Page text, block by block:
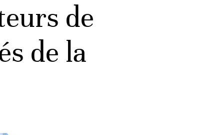
de
de la